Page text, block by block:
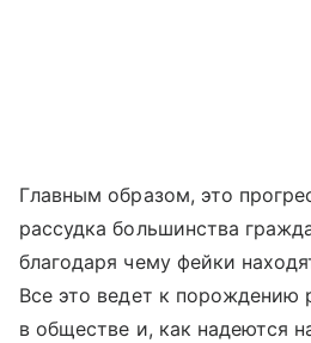
Главным образом, это
рассудка большинства
благодаря чему фейки
Все это ведет к порождению
в обществе и, как надеются